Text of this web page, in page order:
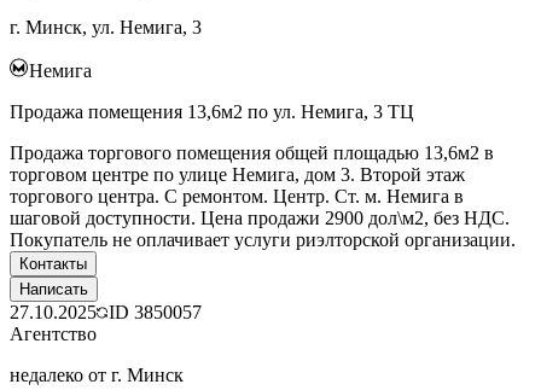
г. Минск, ул. Немига, 3
Немига
Продажа помещения 13,6м2 по ул. Немига, 3 ТЦ
Продажа торгового помещения общей площадью 13,6м2 в
торговом центре по улице Немига, дом 3. Второй этаж
торгового центра. С ремонтом. Центр. Ст. м. Немига в
шаговой доступности. Цена продажи 2900 дол\м2, без НДС.
Покупатель не оплачивает услуги риэлторской организации.
Контакты
Написать
27.10.2025 ID 3850057
Агентство
недалеко от г. Минск